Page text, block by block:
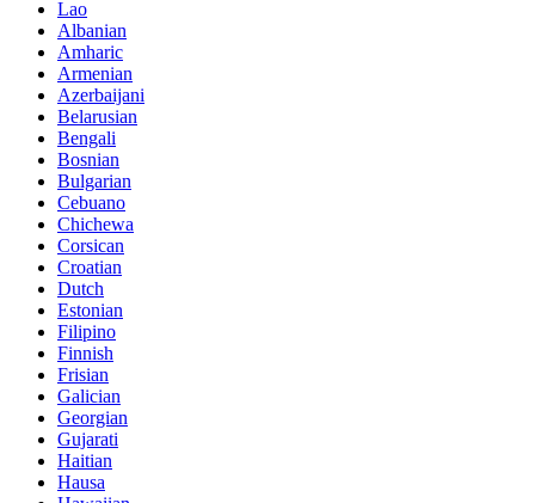
Lao
Albanian
Amharic
Armenian
Azerbaijani
Belarusian
Bengali
Bosnian
Bulgarian
Cebuano
Chichewa
Corsican
Croatian
Dutch
Estonian
Filipino
Finnish
Frisian
Galician
Georgian
Gujarati
Haitian
Hausa